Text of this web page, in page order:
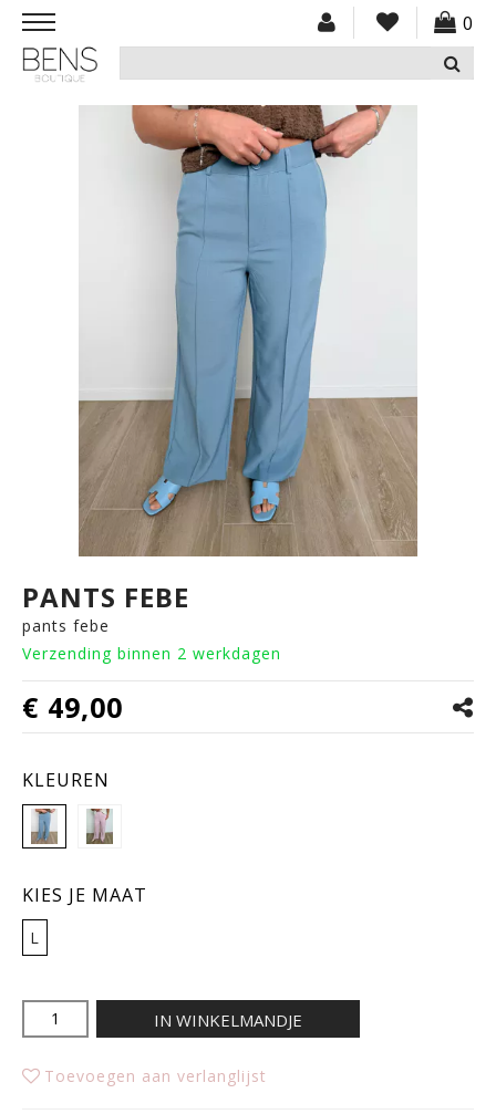
0
CADEAUBON
PANTS FEBE
pants febe
Verzending binnen 2 werkdagen
€ 49,00
KLEUREN
KIES JE MAAT
L
IN WINKELMANDJE
Toevoegen aan verlanglijst